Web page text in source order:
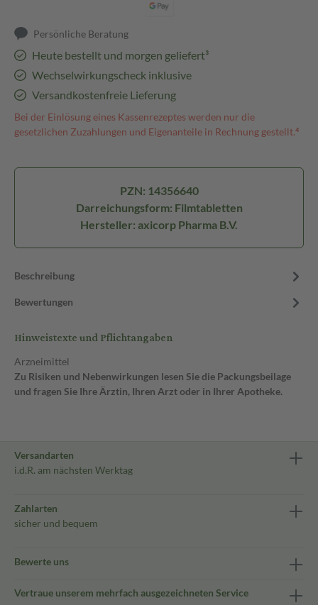
Persönliche Beratung
Heute bestellt und morgen geliefert³
Wechselwirkungscheck inklusive
Versandkostenfreie Lieferung
Bei der Einlösung eines Kassenrezeptes werden nur die
gesetzlichen Zuzahlungen und Eigenanteile in Rechnung gestellt.⁴
PZN: 14356640
Darreichungsform: Filmtabletten
Hersteller: axicorp Pharma B.V.
Beschreibung
Bewertungen
Hinweistexte und Pflichtangaben
Arzneimittel
Zu Risiken und Nebenwirkungen lesen Sie die Packungsbeilage
und fragen Sie Ihre Ärztin, Ihren Arzt oder in Ihrer Apotheke.
Versandarten
i.d.R. am nächsten Werktag
Zahlarten
sicher und bequem
Bewerte uns
Vertraue unserem mehrfach ausgezeichneten Service